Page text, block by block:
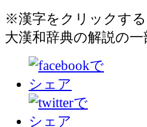
※漢字をクリックする
大漢和辞典の解説の